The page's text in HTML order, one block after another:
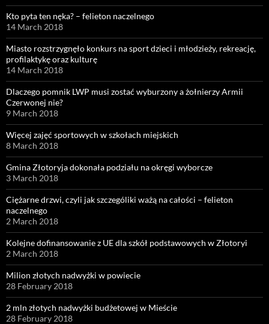
Kto pyta ten nęka? – felieton naczelnego
14 March 2018
Miasto rozstrzygnęło konkurs na sport dzieci i młodzieży, rekreację,
profilaktykę oraz kulturę
14 March 2018
Dlaczego pomnik LWP musi zostać wyburzony a żołnierzy Armii
Czerwonej nie?
9 March 2018
Więcej zajęć sportowych w szkołach miejskich
8 March 2018
Gmina Złotoryja dokonała podziału na okręgi wyborcze
3 March 2018
Ciężarne drzwi, czyli jak szczególiki ważą na całości – felieton
naczelnego
2 March 2018
Kolejne dofinansowanie z UE dla szkół podstawowych w Złotoryi
2 March 2018
Milion złotych nadwyżki w powiecie
28 February 2018
2 mln złotych nadwyżki budżetowej w Mieście
28 February 2018